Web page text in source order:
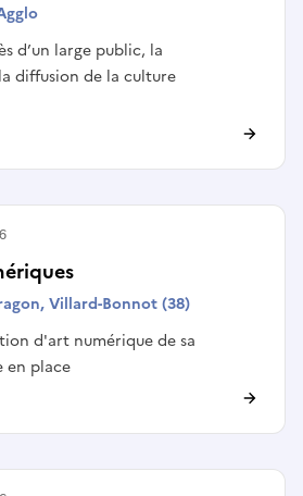
d’un large public, la
diffusion de la culture
Villard-Bonnot (38)
d'art numérique de sa
en place